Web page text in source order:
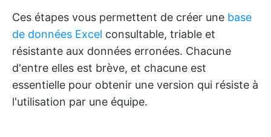
Ces étapes vous permettent de créer une base
de données Excel consultable, triable et
résistante aux données erronées. Chacune
d'entre elles est brève, et chacune est
essentielle pour obtenir une version qui résiste à
l'utilisation par une équipe.